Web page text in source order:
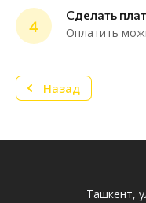
4
Сделать
Оплатить
Назад
Ташкент,
Мессенджеры
Нужна
предложение? Пиши
Telegram